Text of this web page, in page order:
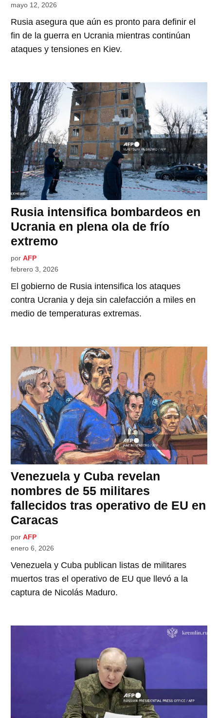
mayo 12, 2026
Rusia asegura que aún es pronto para definir el
fin de la guerra en Ucrania mientras continúan
ataques y tensiones en Kiev.
Rusia intensifica bombardeos en
Ucrania en plena ola de frío
extremo
por AFP
febrero 3, 2026
El gobierno de Rusia intensifica los ataques
contra Ucrania y deja sin calefacción a miles en
medio de temperaturas extremas.
Venezuela y Cuba revelan
nombres de 55 militares
fallecidos tras operativo de EU en
Caracas
por AFP
enero 6, 2026
Venezuela y Cuba publican listas de militares
muertos tras el operativo de EU que llevó a la
captura de Nicolás Maduro.